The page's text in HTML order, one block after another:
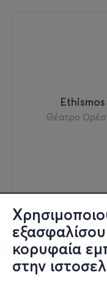
κορυφαία
στην
Θέατρο